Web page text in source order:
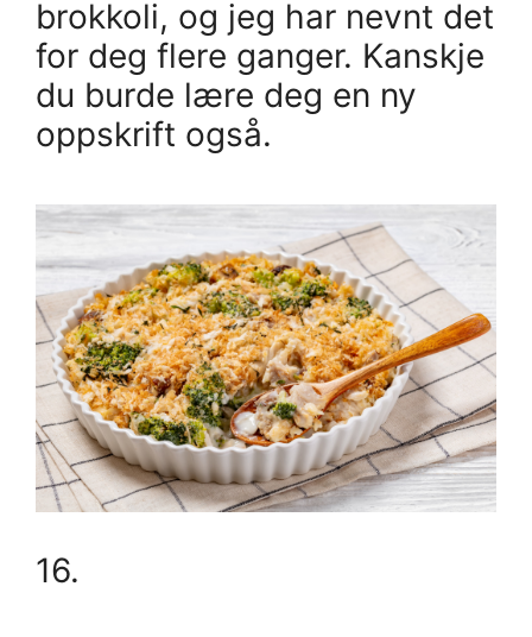
brokkoli, og jeg har nevnt det
for deg flere ganger. Kanskje
du burde lære deg en ny
oppskrift også.
16.